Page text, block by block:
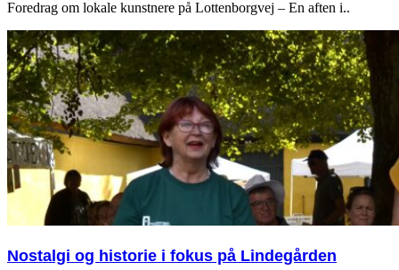
Foredrag om lokale kunstnere på Lottenborgvej – En aften i..
Nostalgi og historie i fokus på Lindegården